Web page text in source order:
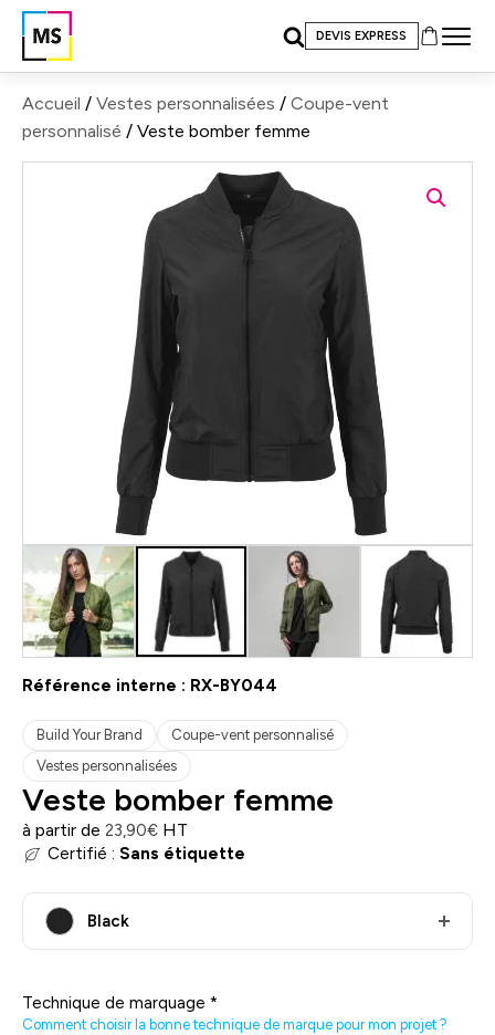
DEVIS EXPRESS
Accueil / Vestes personnalisées / Coupe-vent
personnalisé / Veste bomber femme
Référence interne : RX-BY044
Build Your Brand
Coupe-vent personnalisé
Vestes personnalisées
Veste bomber femme
à partir de 23,90€ HT
Certifié : Sans étiquette
Black
Technique de marquage *
Comment choisir la bonne technique de marque pour mon projet ?